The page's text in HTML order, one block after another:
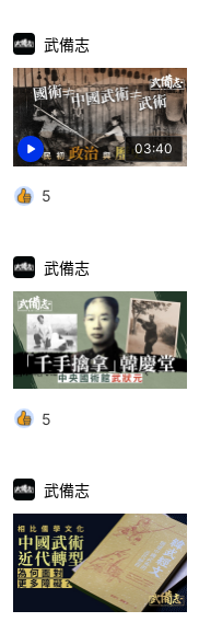
03:40
武備志
5
武備志
5
武備志